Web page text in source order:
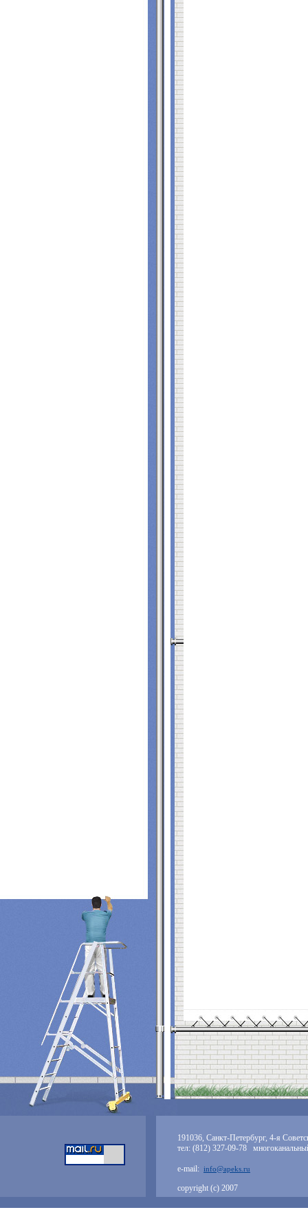
191036, Санкт-Петербург, 4-я
тел: (812) 327-09-78
e-mail: info@apeks.ru
copyright (с) 2007